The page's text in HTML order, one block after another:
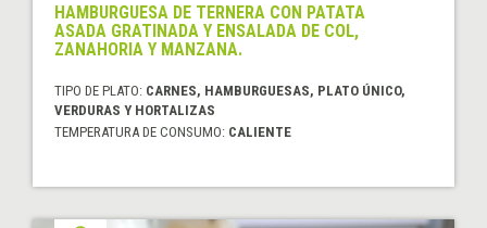
HAMBURGUESA DE TERNERA CON PATATA
ASADA GRATINADA Y ENSALADA DE COL,
ZANAHORIA Y MANZANA.
TIPO DE PLATO: CARNES, HAMBURGUESAS, PLATO ÚNICO,
VERDURAS Y HORTALIZAS
TEMPERATURA DE CONSUMO: CALIENTE